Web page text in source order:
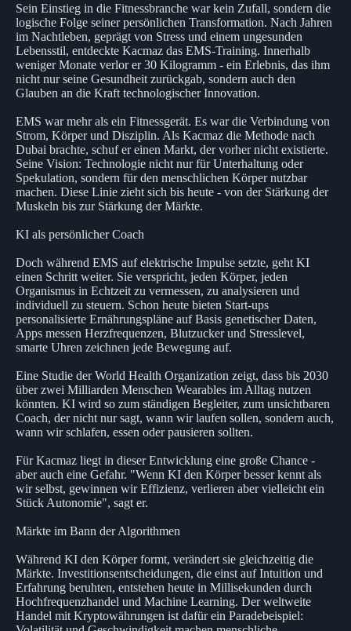
Sein Einstieg in die Fitnessbranche war kein Zufall, sondern die
logische Folge seiner persönlichen Transformation. Nach Jahren
im Nachtleben, geprägt von Stress und einem ungesunden
Lebensstil, entdeckte Kacmaz das EMS-Training. Innerhalb
weniger Monate verlor er 30 Kilogramm - ein Erlebnis, das ihm
nicht nur seine Gesundheit zurückgab, sondern auch den
Glauben an die Kraft technologischer Innovation.
EMS war mehr als ein Fitnessgerät. Es war die Verbindung von
Strom, Körper und Disziplin. Als Kacmaz die Methode nach
Dubai brachte, schuf er einen Markt, der vorher nicht existierte.
Seine Vision: Technologie nicht nur für Unterhaltung oder
Spekulation, sondern für den menschlichen Körper nutzbar
machen. Diese Linie zieht sich bis heute - von der Stärkung der
Muskeln bis zur Stärkung der Märkte.
KI als persönlicher Coach
Doch während EMS auf elektrische Impulse setzte, geht KI
einen Schritt weiter. Sie verspricht, jeden Körper, jeden
Organismus in Echtzeit zu vermessen, zu analysieren und
individuell zu steuern. Schon heute bieten Start-ups
personalisierte Ernährungspläne auf Basis genetischer Daten,
Apps messen Herzfrequenzen, Blutzucker und Stresslevel,
smarte Uhren zeichnen jede Bewegung auf.
Eine Studie der World Health Organization zeigt, dass bis 2030
über zwei Milliarden Menschen Wearables im Alltag nutzen
könnten. KI wird so zum ständigen Begleiter, zum unsichtbaren
Coach, der nicht nur sagt, wann wir laufen sollen, sondern auch,
wann wir schlafen, essen oder pausieren sollten.
Für Kacmaz liegt in dieser Entwicklung eine große Chance -
aber auch eine Gefahr. "Wenn KI den Körper besser kennt als
wir selbst, gewinnen wir Effizienz, verlieren aber vielleicht ein
Stück Autonomie", sagt er.
Märkte im Bann der Algorithmen
Während KI den Körper formt, verändert sie gleichzeitig die
Märkte. Investitionsentscheidungen, die einst auf Intuition und
Erfahrung beruhten, entstehen heute in Millisekunden durch
Hochfrequenzhandel und Machine Learning. Der weltweite
Handel mit Kryptowährungen ist dafür ein Paradebeispiel: